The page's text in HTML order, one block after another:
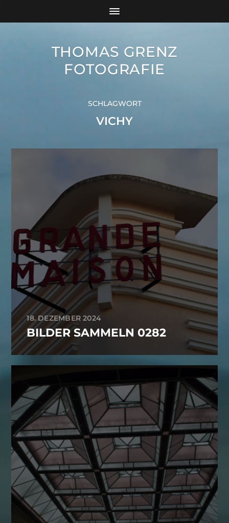
THOMAS GRENZ
FOTOGRAFIE
SCHLAGWORT
VICHY
18. DEZEMBER 2024
BILDER SAMMELN 0282